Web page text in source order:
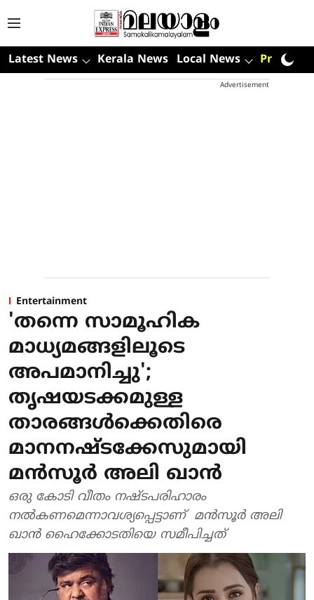
Latest News Kerala News Local News Premium
Advertisement
Entertainment
'തന്നെ സാമൂഹിക
മാധ്യമങ്ങളിലൂടെ
അപമാനിച്ചു';
തൃഷയടക്കമുള്ള
താരങ്ങൾക്കെതിരെ
മാനനഷ്‌ടക്കേസുമായി
മൻസൂർ അലി ഖാൻ
ഒരു കോടി വീതം നഷ്‌ടപരിഹാരം
നൽകണമെന്നാവശ്യപ്പെട്ടാണ് മൻസൂർ അലി
ഖാൻ ഹൈക്കോടതിയെ സമീപിച്ചത്